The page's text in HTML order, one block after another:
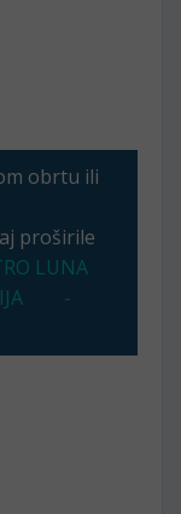
obrtu ili
proširile
LUNA
-